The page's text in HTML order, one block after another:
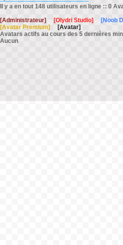
Il y a en tout 148 utilisateurs en ligne :: 0
[Administrateur]
[Olydri Studio] [Noob
[Avatar Premium]
[Avatar]
Avatars actifs au cours des 5 dernières
Aucun